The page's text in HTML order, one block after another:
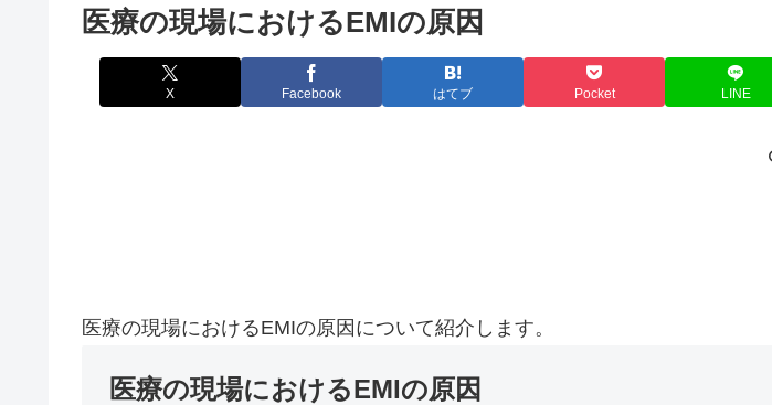
医療の現場におけるEMIの原因
X Facebook はてブ Pocket LINE
医療の現場におけるEMIの原因について紹介します。
医療の現場におけるEMIの原因